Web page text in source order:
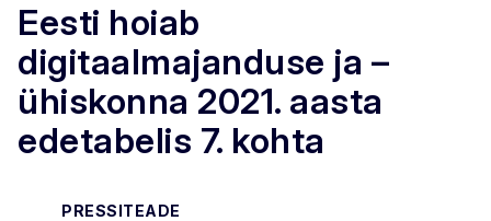
Eesti hoiab
digitaalmajanduse ja –
ühiskonna 2021. aasta
edetabelis 7. kohta
PRESSITEADE